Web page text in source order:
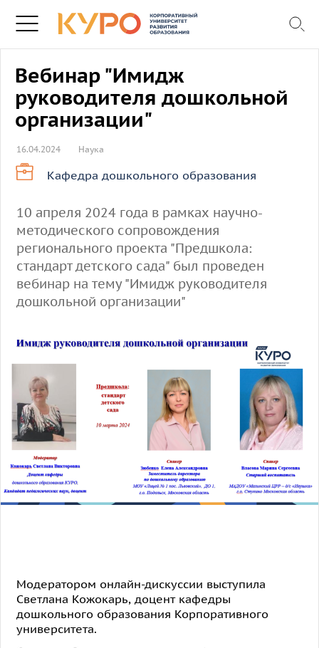
Вебинар "Имидж
руководителя дошкольной
организации"
16.04.2024 Наука
Кафедра дошкольного образования
10 апреля 2024 года в рамках научно-
методического сопровождения
регионального проекта "Предшкола:
стандарт детского сада" был проведен
вебинар на тему "Имидж руководителя
дошкольной организации"
Модератором онлайн-дискуссии выступила
Светлана Кожокарь, доцент кафедры
дошкольного образования Корпоративного
университета.